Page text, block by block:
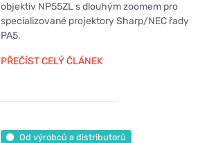
objektiv NP55ZL s dlouhým zoomem pro
specializované projektory Sharp/NEC řady
PA5.
PŘEČÍST CELÝ ČLÁNEK
Od výrobců a distributorů